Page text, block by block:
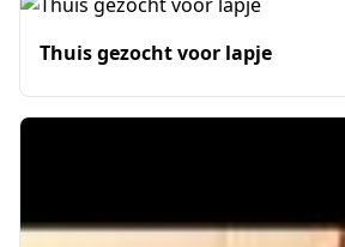
Thuis gezocht voor lapje